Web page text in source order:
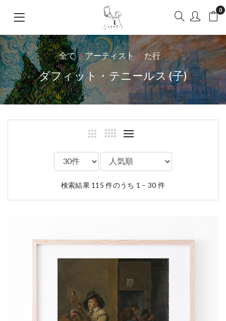
0
全て アーティスト た行
ダフィット・テニールス (子)
検索結果 115 件のうち 1 – 30 件